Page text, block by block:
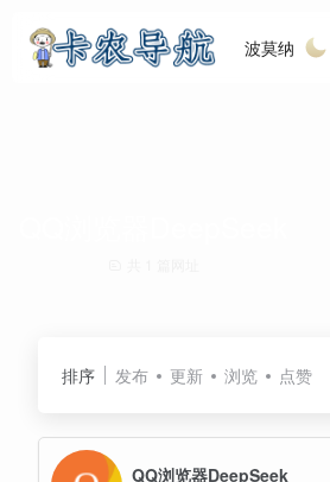
波莫纳
排序 发布 更新 浏览 点赞
QQ浏览器DeepSeek